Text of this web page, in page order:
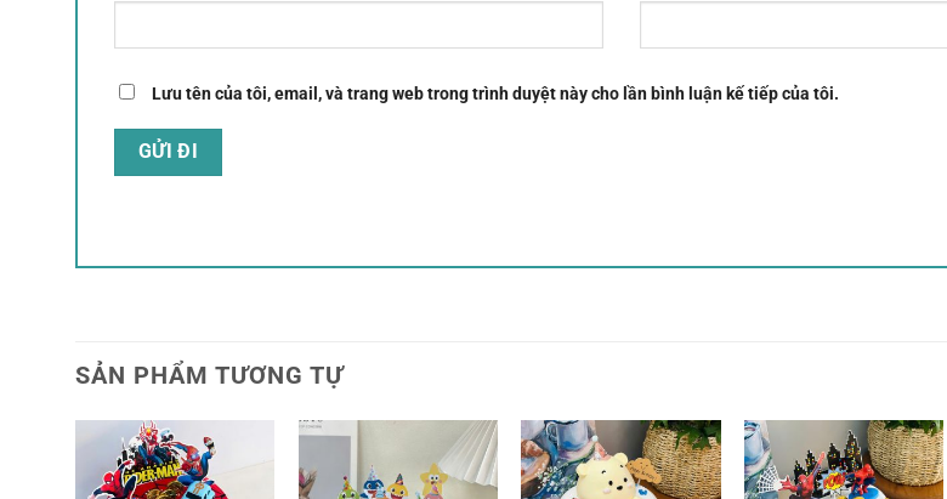
Lưu tên của tôi, email, và trang web trong trình duyệt này cho lần bình luận kế tiếp của tôi.
SẢN PHẨM TƯƠNG TỰ